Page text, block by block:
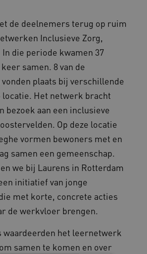
de deelnemers terug op ruim
Inclusieve Zorg,
In die periode kwamen 37
samen. 8 van de
plaats bij verschillende
Het netwerk bracht
bezoek aan een inclusieve
Op deze locatie
vormen bewoners met en
samen een gemeenschap.
we bij Laurens in Rotterdam
initiatief van jonge
met korte, concrete acties
de werkvloer brengen.
waardeerden het leernetwerk
samen te komen en over